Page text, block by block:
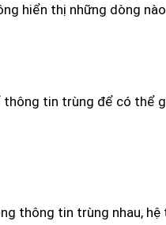
hiển thị những dòng
tin trùng để có thể
thông tin trùng nhau,